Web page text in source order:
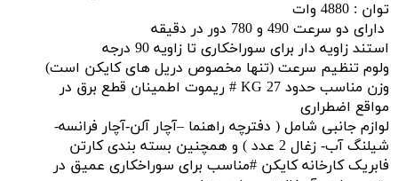
توان : 4880 وات
دارای دو سرعت 490 و 780 دور در دقیقه
استند زاویه دار برای سوراخکاری تا زاویه 90 درجه
ولوم تنظیم سرعت (تنها مخصوص دریل های کایکن است)
وزن مناسب حدود 27 KG # ریموت اطمینان قطع برق در
مواقع اضطراری
لوازم جانبی شامل ( دفترچه راهنما –آچار آلن-آچار فرانسه-
شیلنگ آب- زغال 2 عدد ) و همچنین بسته بندی کارتن
فابریک کارخانه کایکن #مناسب برای سوراخکاری عمیق در